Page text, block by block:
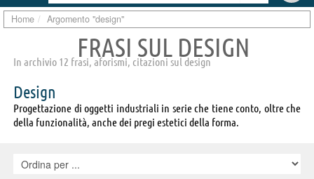
Home Argomento "design"
FRASI SUL DESIGN
In archivio 12 frasi, aforismi, citazioni sul design
Design
Progettazione di oggetti industriali in serie che tiene conto, oltre che
della funzionalità, anche dei pregi estetici della forma.